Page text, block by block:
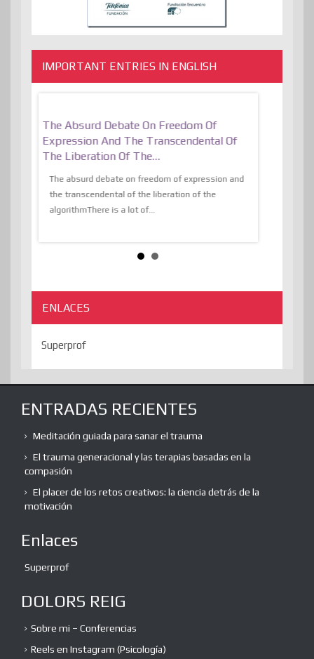
IMPORTANT ENTRIES IN ENGLISH
The Absurd Debate On Freedom Of
Expression And The Transcendental Of
The Liberation Of The…
The absurd debate on freedom of expression and
the transcendental of the liberation of the
algorithmThere is a lot of...
ENLACES
Superprof
ENTRADAS RECIENTES
Meditación guiada para sanar el trauma
El trauma generacional y las terapias basadas en la
compasión
El placer de los retos creativos: la ciencia detrás de la
motivación
Enlaces
Superprof
DOLORS REIG
Sobre mi – Conferencias
Reels en Instagram (Psicología)